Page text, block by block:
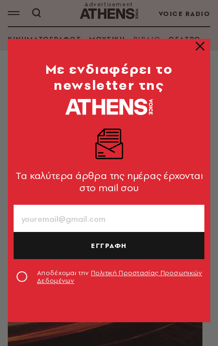
VOICE RADIO
ΚΙΝΗΜΑΤΟΓΡΑΦΟΣ ΜΟΥΣΙΚΗ ΒΙΒΛΙΟ ΘΕΑΤΡΟ -
Mε ενδιαφέρει το
newsletter της
Tα καλύτερα άρθρα της ημέρας έρχονται
στο mail σου
ΕΓΓΡΑΦΗ
Αποδέχομαι την Πολιτική Προστασίας Προσωπικών
Δεδομένων